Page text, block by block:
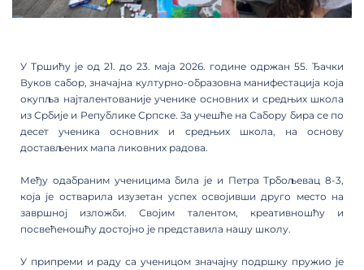
У Тршићу је од 21. до 23. маја 2026. године одржан 55. Ђачки
Вуков сабор, значајна културно-образовна манифестација која
окупља најталентованије ученике основних и средњих школа
из Србије и Републике Српске. За учешће на Сабору бира се по
десет ученика основних и средњих школа, на основу
достављених мапа ликовних радова.
Међу одабраним ученицима била је и Петра Трбољевац 8-3,
која је остварила изузетан успех освојивши друго место на
завршној изложби. Својим талентом, креативношћу и
посвећеношћу достојно је представила нашу школу.
У припреми и раду са ученицом значајну подршку пружио је